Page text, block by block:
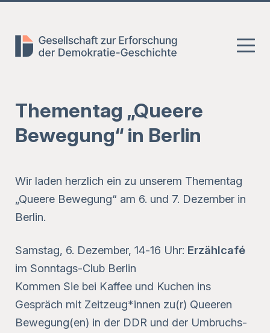
springen
springen
Thementag „Queere
Bewegung“ in Berlin
Wir laden herzlich ein zu unserem Thementag
„Queere Bewegung“ am 6. und 7. Dezember in
Berlin.
Samstag, 6. Dezember, 14-16 Uhr: Erzählcafé
im Sonntags-Club Berlin
Kommen Sie bei Kaffee und Kuchen ins
Gespräch mit Zeitzeug*innen zu(r) Queeren
Bewegung(en) in der DDR und der Umbruchs-